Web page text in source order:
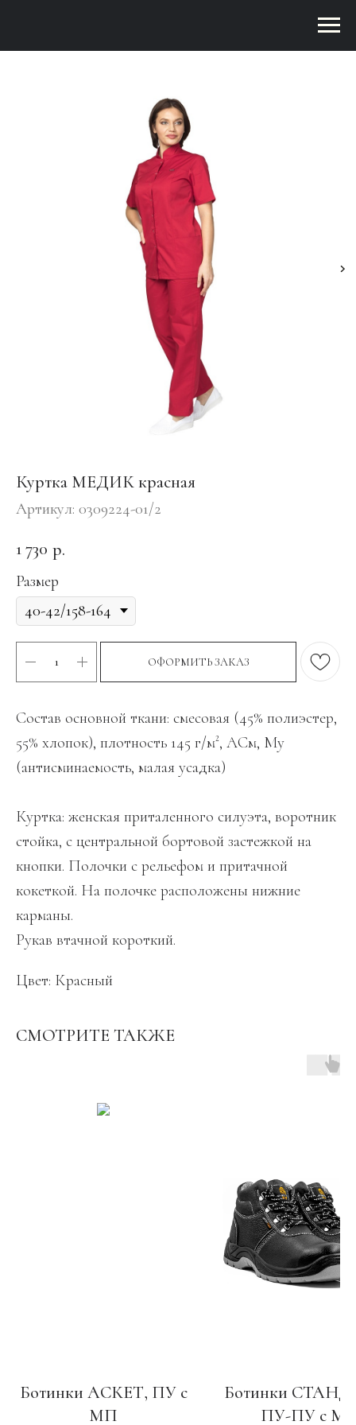
Куртка МЕДИК красная
Артикул: 0309224-01/2
1 730 р.
Размер
ОФОРМИТЬ ЗАКАЗ
Состав основной ткани: смесовая (45% полиэстер,
55% хлопок), плотность 145 г/м², АСм, Му
(антисминаемость, малая усадка)
Куртка: женская приталенного силуэта, воротник
стойка, с центральной бортовой застежкой на
кнопки. Полочки с рельефом и притачной
кокеткой. На полочке расположены нижние
карманы.
Рукав втачной короткий.
Цвет: Красный
СМОТРИТЕ ТАКЖЕ
Ботинки АСКЕТ, ПУ с
МП
Ботинки
ПУ-ПУ с